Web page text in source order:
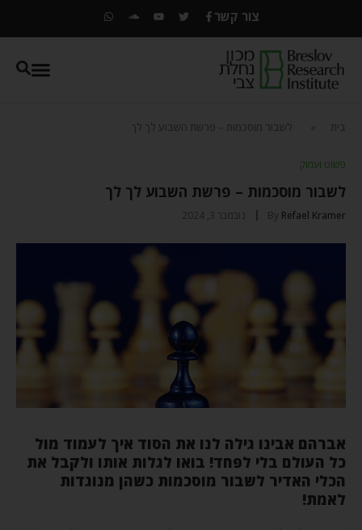
צור קשר
בית לשבור מוסכמות – פרשת השבוע לך לך
פשוט ועמוק
לשבור מוסכמות – פרשת השבוע לך לך
By Refael Kramer נובמבר 3, 2024
אברהם אבינו גילה לנו את הסוד איך לעמוד מול
כל העולם בלי לפחד! בואו לגלות אותו ולקבל את
הכלי האדיר לשבור מוסכמות כשהן מנוגדות
לאמת!